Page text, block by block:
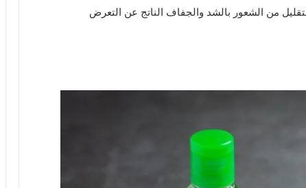
من الشعور بالشد والجفاف الناتج عن التعرض